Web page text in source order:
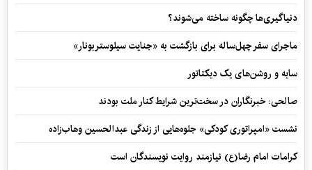
دنیاگیری‌ها چگونه ساخته می‌شوند؟
ماجرای سفر چهل‌ساله برای بازگشت به «جنایت سیلوستربونار»
سایه و روشن‌های یک دیکتاتور
صالحی: خبرنگاران در سخت‌ترین شرایط کنار ملت بودند
نشست «امپراتوری کودکی» جلوه‌هایی از زندگی عبدالحسین وهاب‌زاده
کرامات امام رضا(ع) نیازمند روایت نویسندگان است